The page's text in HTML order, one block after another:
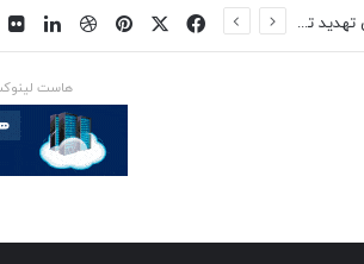
روش‌های جلوگیری از حملات Zero-Day؛ از شناسایی تهدید تا کاهش ریسک فیسبوک
ایکس پینتریستدریبببل
هاست